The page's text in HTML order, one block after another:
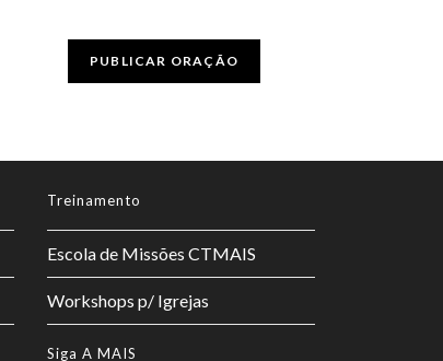
Treinamento
Escola de Missões CTMAIS
Workshops p/ Igrejas
Siga A MAIS